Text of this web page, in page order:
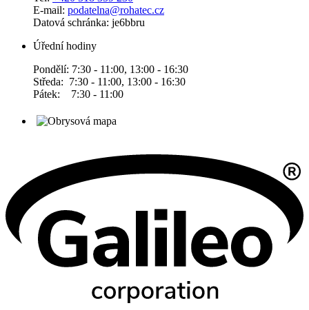
E-mail: podatelna@rohatec.cz
Datová schránka: je6bbru
Úřední hodiny
Pondělí: 7:30 - 11:00, 13:00 - 16:30
Středa: 7:30 - 11:00, 13:00 - 16:30
Pátek: 7:30 - 11:00